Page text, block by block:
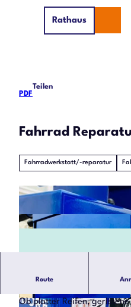
Menü
Rathaus
PDF
Teilen
Fahrrad
Fahrradwerkstatt/-reparatur
© KurT Bad Nenndorf |CC0
Route
Fahrrad Reparaturstation
Ob platter Reifen,